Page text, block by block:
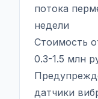
потока
недели
Стоимость
0.3-1.5 млн
датчики